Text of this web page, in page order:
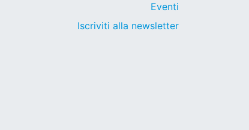
Eventi
Iscriviti alla newsletter